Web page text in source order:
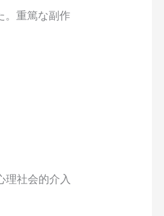
。重篤な副作
理社会的介入